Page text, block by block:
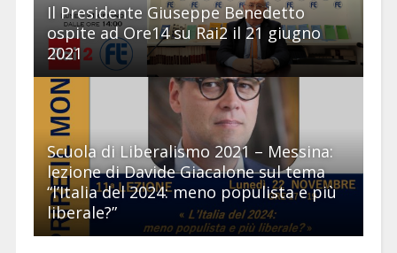
Il Presidente Giuseppe Benedetto
ospite ad Ore14 su Rai2 il 21 giugno
2021
Scuola di Liberalismo 2021 – Messina:
lezione di Davide Giacalone sul tema
“l’Italia del 2024: meno populista e più
liberale?”